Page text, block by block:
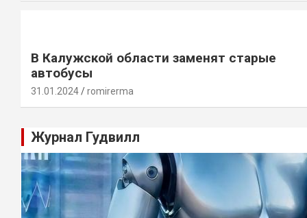
В Калужской области заменят старые
автобусы
31.01.2024 romirerma
Журнал Гудвилл